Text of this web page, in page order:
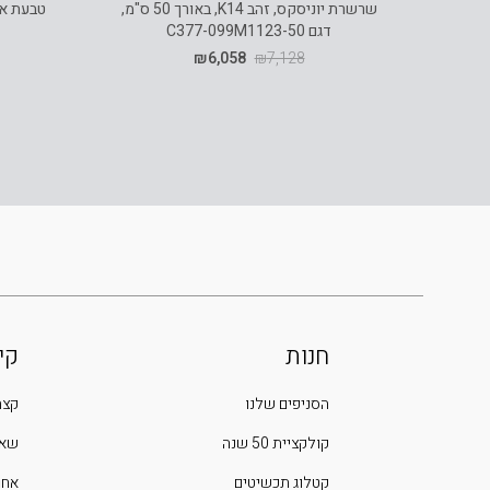
שרשרת יוניסקס, זהב K14, באורך 50 ס"מ,
דגם C377-099M1123-50
₪7,128
₪6,058
חנות
הסניפים שלנו
קולקציית 50 שנה
קטלוג תכשיטים